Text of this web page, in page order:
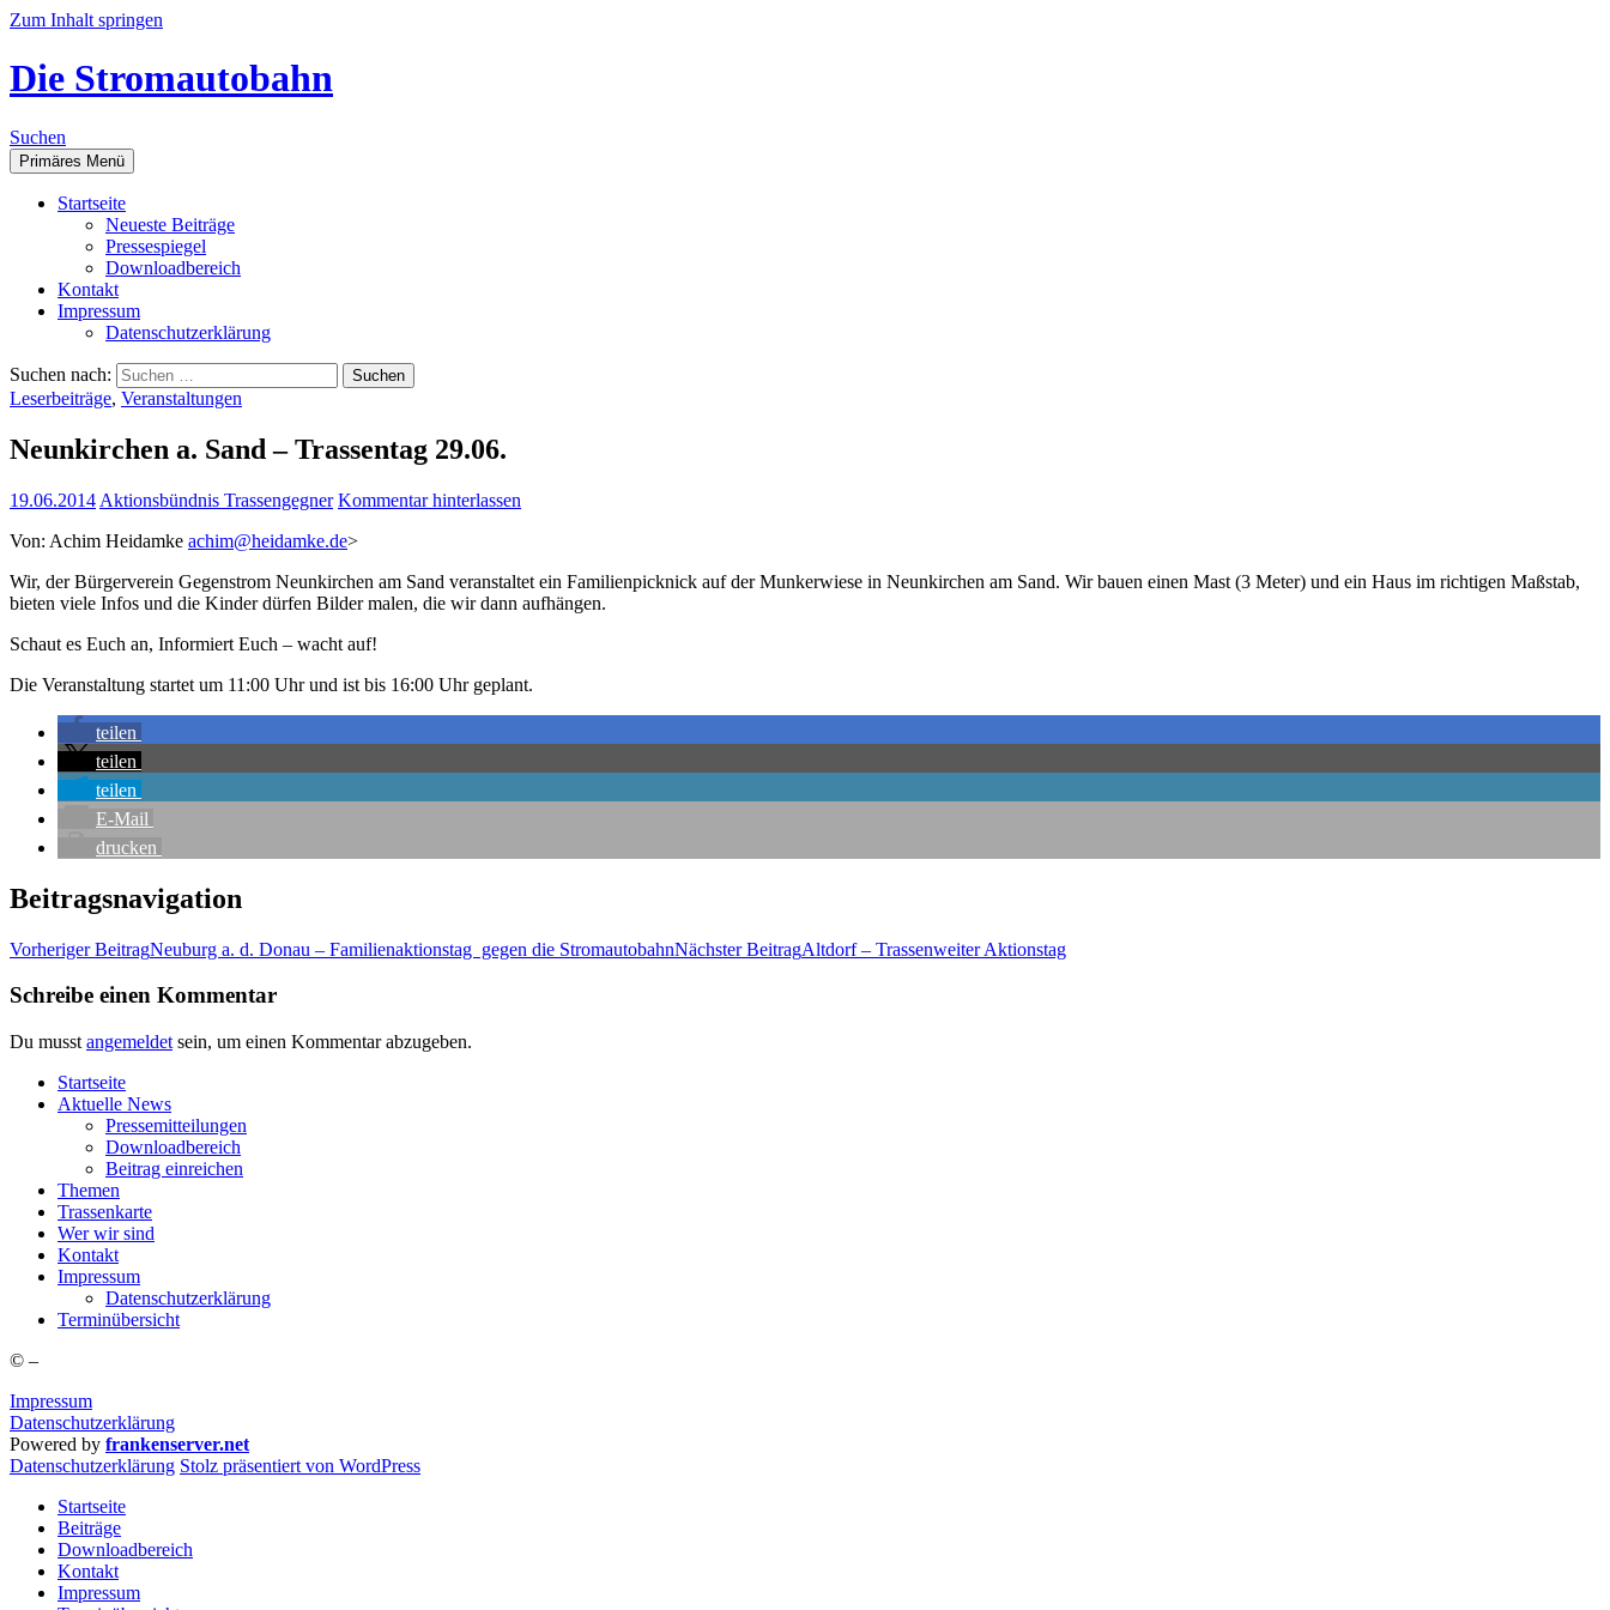
Zum Inhalt springen
Die Stromautobahn
Suchen
Primäres Menü
Start­sei­te
Neu­es­te Beiträge
Pres­se­spie­gel
Down­load­be­reich
Kon­takt
Impres­sum
Daten­schutz­er­klä­rung
Suchen nach:
Leserbeiträge, Veranstaltungen
Neun­kir­chen a. Sand – Tras­sen­tag 29.06.
19.06.2014 Aktionsbündnis Trassengegner Kommentar hinterlassen
Von: Achim Heidam­ke achim@heidamke.de>
Wir, der Bür­ger­ver­ein Gegen­strom Neun­kir­chen am Sand ver­an­stal­tet ein Fami­li­en­pick­nick auf der Mun­ker­wie­se in Neun­kir­chen am Sand. Wir bau­en einen Mast (3 Meter) und ein Haus im rich­ti­gen Maß­stab,
bie­ten vie­le Infos und die Kin­der dür­fen Bil­der malen, die wir dann aufhängen.
Schaut es Euch an, Infor­miert Euch – wacht auf!
Die Ver­an­stal­tung star­tet um 11:00 Uhr und ist bis 16:00 Uhr geplant.
tei­len
tei­len
tei­len
E‑Mail
dru­cken
Beitragsnavigation
Vorheriger BeitragNeu­burg a. d. Donau – Fami­li­en­ak­ti­ons­tag gegen die StromautobahnNächster BeitragAlt­dorf – Tras­sen­wei­ter Aktionstag
Schreibe einen Kommentar
Du musst angemeldet sein, um einen Kommentar abzugeben.
Start­sei­te
Aktu­el­le News
Pres­se­mit­tei­lun­gen
Down­load­be­reich
Bei­trag einreichen
The­men
Tras­sen­kar­te
Wer wir sind
Kon­takt
Impres­sum
Daten­schutz­er­klä­rung
Ter­min­über­sicht
© –
Impressum
Datenschutzerklärung
Powered by frankenserver.net
Daten­schutz­er­klä­rung Stolz präsentiert von WordPress
Startseite
Beiträge
Downloadbereich
Kontakt
Impressum